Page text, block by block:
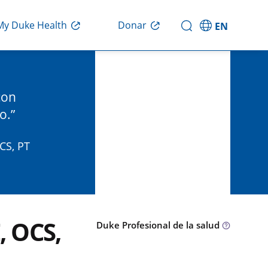
Duke Health Donar EN
PT
OCS,
Duke Profesional de la salud